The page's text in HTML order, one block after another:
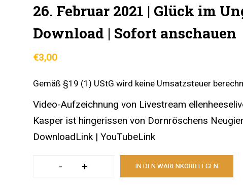
26. Februar 2021 | Glück im
Download | Sofort anschauen
€3,00
Gemäß §19 (1) UStG wird keine Umsatzsteuer
Video-Aufzeichnung von Livestream
Kasper ist hingerissen von Dornröschens
DownloadLink | YouTubeLink
- + IN DEN WARENKORB LEGEN